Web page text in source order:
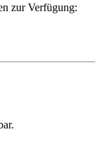
zur Verfügung: